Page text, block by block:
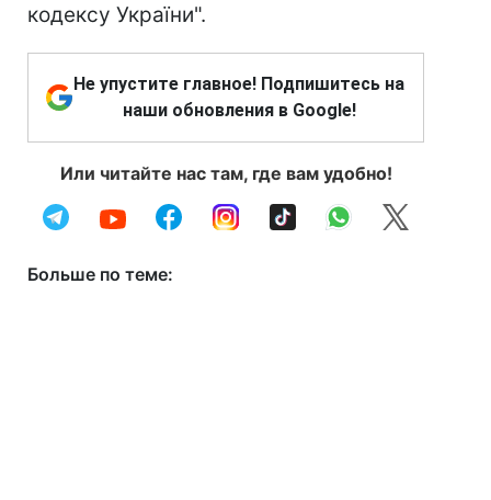
кодексу України".
Не упустите главное! Подпишитесь на
наши обновления в Google!
Или читайте нас там, где вам удобно!
Больше по теме: